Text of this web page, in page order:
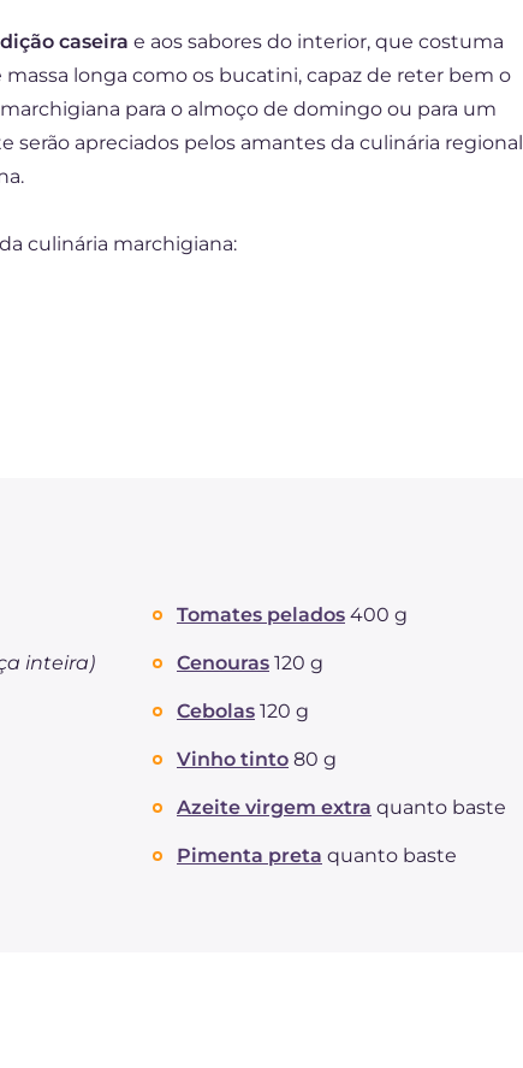
caseira e aos sabores do interior, que costuma
longa como os bucatini, capaz de reter bem o
para o almoço de domingo ou para um
serão apreciados pelos amantes da culinária regional
culinária marchigiana:
Tomates pelados 400 g
inteira) Cenouras 120 g
Cebolas 120 g
Vinho tinto 80 g
Azeite virgem extra quanto baste
Pimenta preta quanto baste